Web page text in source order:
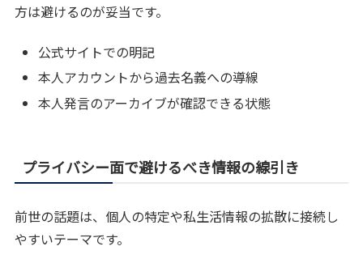
方は避けるのが妥当です。
公式サイトでの明記
本人アカウントから過去名義への導線
本人発言のアーカイブが確認できる状態
プライバシー面で避けるべき情報の線引き
前世の話題は、個人の特定や私生活情報の拡散に接続し
やすいテーマです。